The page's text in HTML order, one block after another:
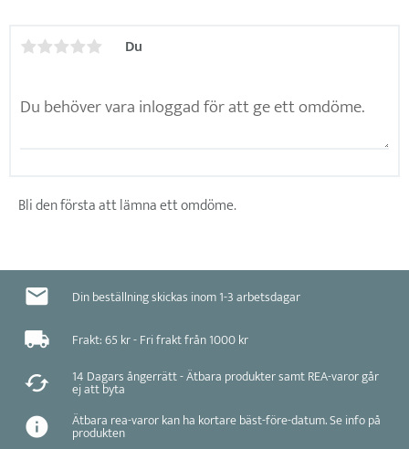
Du
Bli den första att lämna ett omdöme.
Din beställning skickas inom 1-3 arbetsdagar
Frakt: 65 kr - Fri frakt från 1000 kr
14 Dagars ångerrätt - Ätbara produkter samt REA-varor går
ej att byta
Ätbara rea-varor kan ha kortare bäst-före-datum. Se info på
produkten